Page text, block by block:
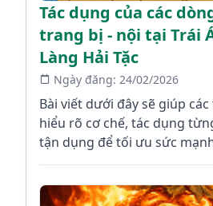
Tác dụng của các
trang bị - nội tại Trái
Làng Hải Tặc
Ngày đăng: 24/02/2026
Bài viết dưới đây sẽ giúp
hiểu rõ cơ chế, tác dụng
tận dụng để tối ưu sức